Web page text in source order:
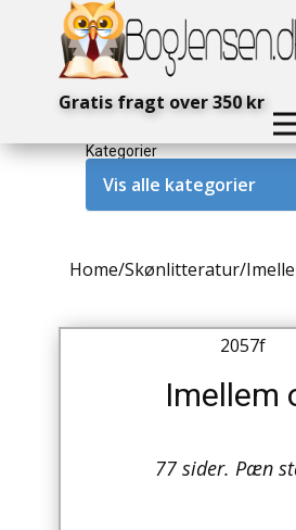
Gratis fragt over 350 kr
Kategorier
Vis alle kategorier
Amerika / USA
Anden Verdenskrig
Antikke / Specielle Bøger
Arkæologi
Home/Skønlitteratur/
2057f
Imellem
77 sider. Pæn